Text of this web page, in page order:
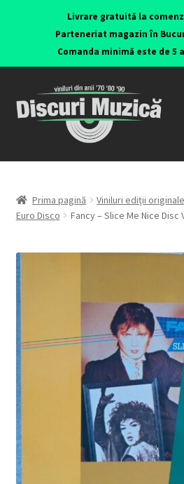
Livrare gratuită la
Parteneriat magazin în
Comanda minimă este de 5
Viniluri ediții originale anii 70-90
CD-uri originale
Listă produse
Oferta lunii
Contul meu
Prima pagină Viniluri ediții
Euro Disco
Fancy – Slice Me Nice Disc